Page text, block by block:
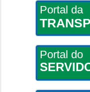
Portal da
Portal do